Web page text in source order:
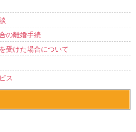
の離婚手続
受けた場合について
ス